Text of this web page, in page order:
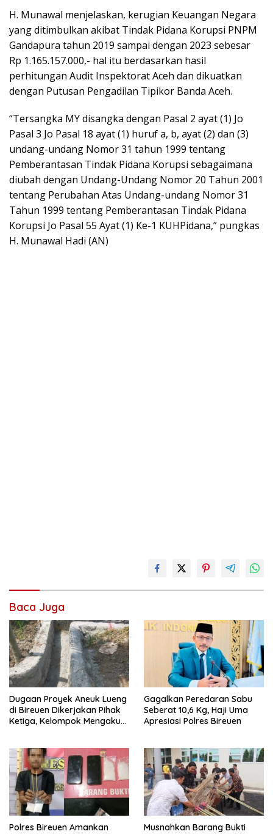
H. Munawal menjelaskan, kerugian Keuangan Negara
yang ditimbulkan akibat Tindak Pidana Korupsi PNPM
Gandapura tahun 2019 sampai dengan 2023 sebesar
Rp 1.165.157.000,- hal itu berdasarkan hasil
perhitungan Audit Inspektorat Aceh dan dikuatkan
dengan Putusan Pengadilan Tipikor Banda Aceh.
“Tersangka MY disangka dengan Pasal 2 ayat (1) Jo
Pasal 3 Jo Pasal 18 ayat (1) huruf a, b, ayat (2) dan (3)
undang-undang Nomor 31 tahun 1999 tentang
Pemberantasan Tindak Pidana Korupsi sebagaimana
diubah dengan Undang-Undang Nomor 20 Tahun 2001
tentang Perubahan Atas Undang-undang Nomor 31
Tahun 1999 tentang Pemberantasan Tindak Pidana
Korupsi Jo Pasal 55 Ayat (1) Ke-1 KUHPidana,” pungkas
H. Munawal Hadi (AN)
Baca Juga
Dugaan Proyek Aneuk Lueng
di Bireuen Dikerjakan Pihak
Ketiga, Kelompok Mengaku
Gagalkan Peredaran Sabu
Seberat 10,6 Kg, Haji Uma
Apresiasi Polres Bireuen
Polres Bireuen Amankan
Musnahkan Barang Bukti